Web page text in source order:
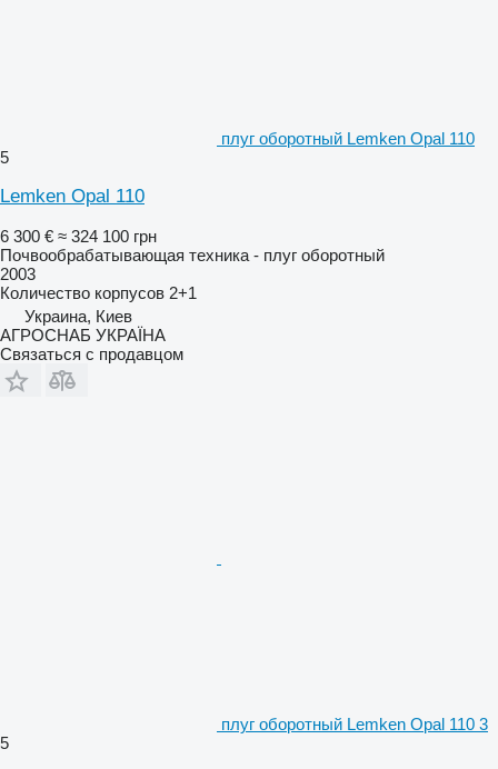
плуг оборотный Lemken Opal 110
5
Lemken Opal 110
6 300 € ≈ 324 100 грн
Почвообрабатывающая техника - плуг оборотный
2003
Количество корпусов 2+1
Украина, Киев
АГРОСНАБ УКРАЇНА
Связаться с продавцом
плуг оборотный Lemken Opal 110 3
5